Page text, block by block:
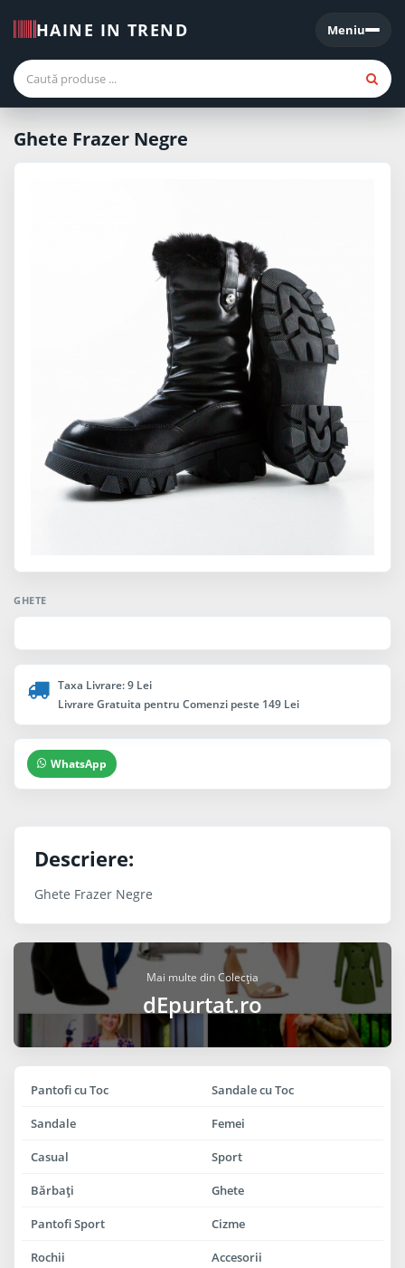
HAINE IN TREND Meniu
Meniu
Ghete Frazer Negre
GHETE
Taxa Livrare: 9 Lei
Livrare Gratuita pentru Comenzi peste 149 Lei
WhatsApp
Descriere:
Ghete Frazer Negre
Mai multe din Colecția
dEpurtat.ro
Pantofi cu Toc Sandale cu Toc
Sandale Femei
Casual Sport
Bărbaţi Ghete
Pantofi Sport Cizme
Rochii Accesorii